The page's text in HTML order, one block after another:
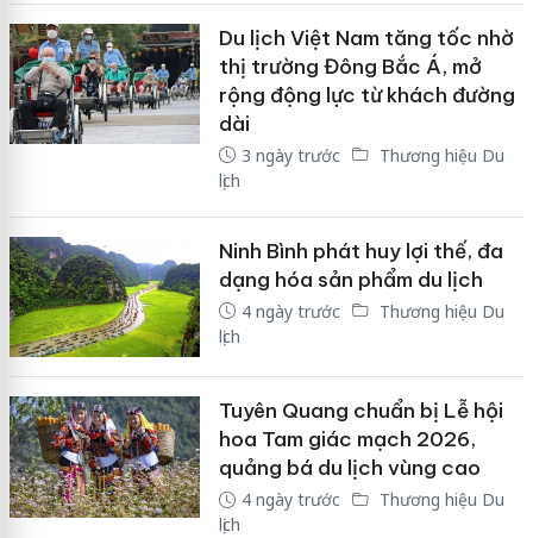
Du lịch Việt Nam tăng tốc nhờ
thị trường Đông Bắc Á, mở
rộng động lực từ khách đường
dài
3 ngày trước
Thương hiệu Du
lịch
Ninh Bình phát huy lợi thế, đa
dạng hóa sản phẩm du lịch
4 ngày trước
Thương hiệu Du
lịch
Tuyên Quang chuẩn bị Lễ hội
hoa Tam giác mạch 2026,
quảng bá du lịch vùng cao
4 ngày trước
Thương hiệu Du
lịch